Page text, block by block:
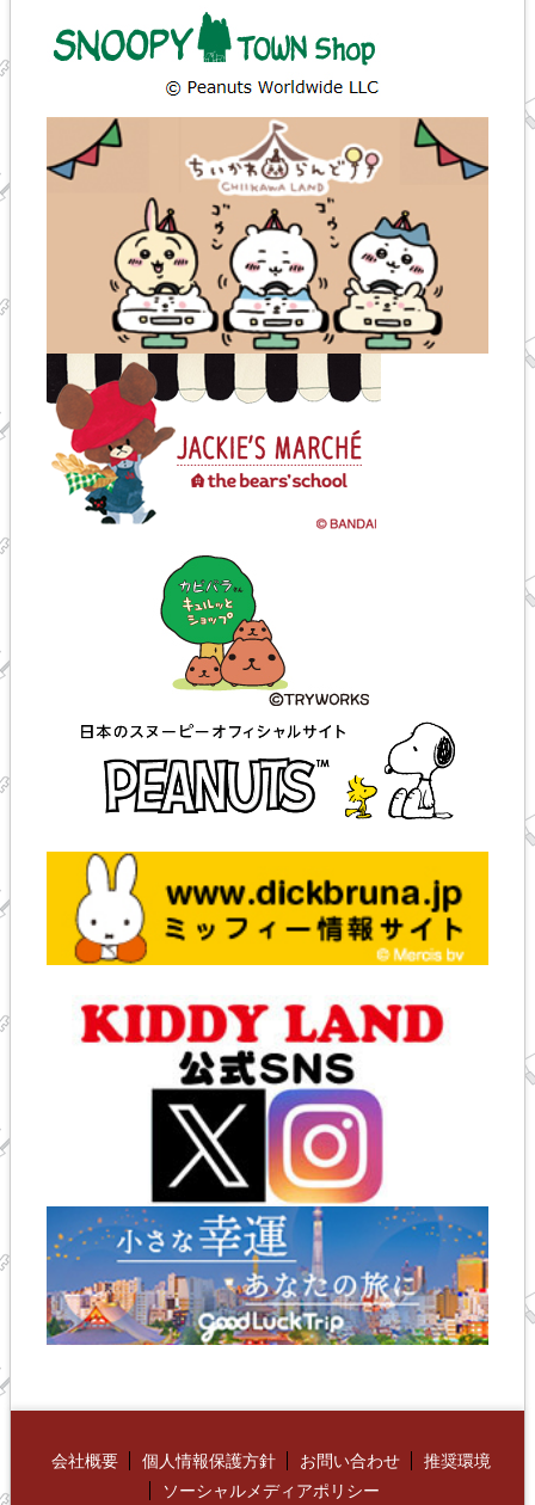
会社概要 個人情報保護方針 お問い合わせ
推奨環境
ソーシャルメディアポリシー